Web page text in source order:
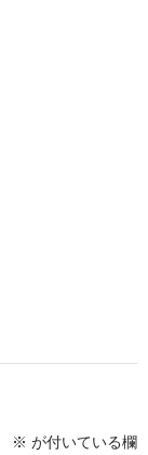
※ が付いている欄